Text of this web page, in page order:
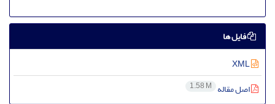
فایل ها
اصل مقاله 1.58 M